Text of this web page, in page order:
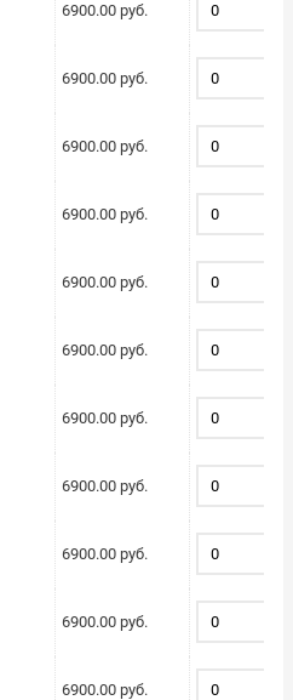
6900.00 руб.
6900.00 руб.
6900.00 руб.
6900.00 руб.
6900.00 руб.
6900.00 руб.
6900.00 руб.
6900.00 руб.
6900.00 руб.
6900.00 руб.
6900.00 руб.